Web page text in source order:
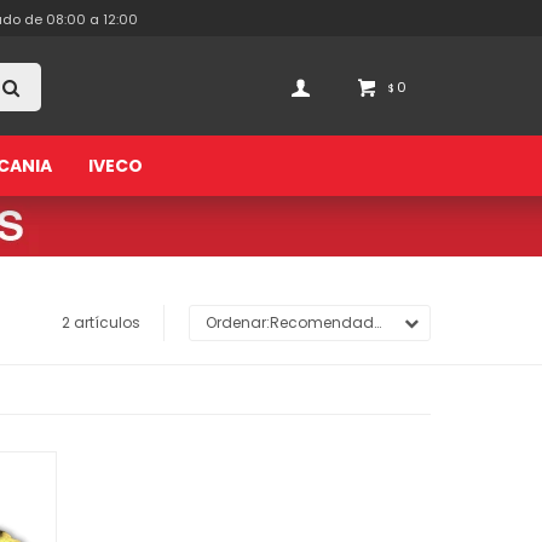
IVECO
$ 0
de 08:00 a 12:00
2 artículos Recomendados